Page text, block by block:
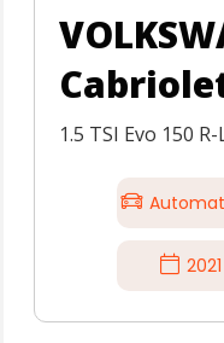
1.5 TSI Evo 150
2021